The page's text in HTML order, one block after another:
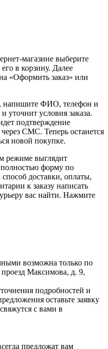
магазине выберите
в корзину. Далее
«Оформить заказ» или
напишите ФИО, телефон и
уточнит условия заказа.
подтверждение
СМС. Теперь останется
новой покупке.
режиме выглядит
форму по
доставки, оплаты,
к заказу написать
вас найти. Нажмите
возможна только по
проезд Максимова, д. 9,
подробностей и
оставьте заявку
с вами в
предложат вам